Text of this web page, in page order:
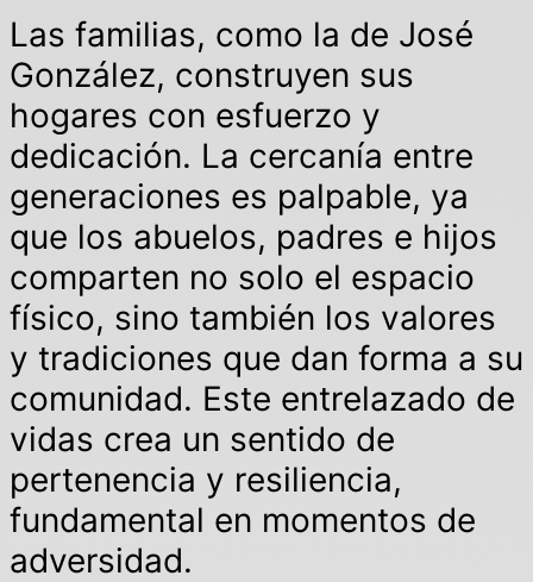
Las familias, como la de José
González, construyen sus
hogares con esfuerzo y
dedicación. La cercanía entre
generaciones es palpable, ya
que los abuelos, padres e hijos
comparten no solo el espacio
físico, sino también los valores
y tradiciones que dan forma a su
comunidad. Este entrelazado de
vidas crea un sentido de
pertenencia y resiliencia,
fundamental en momentos de
adversidad.